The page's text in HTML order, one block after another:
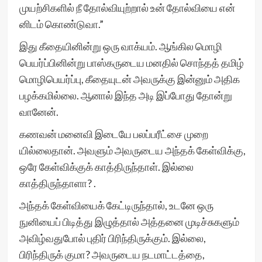
முயற்சிகளில் நீ தோல்வியுற்றால் உன் தோல்வியை என்
னிடம் கொண்டுவா.”
இது கீதையினின்று ஒரு வாக்யம். ஆங்கில மொழி
பெயர்ப்பினின்று பாஸ்கருடைய மனதில் சொந்தத் தமிழ்
மொழிபெயர்ப்பு, கீதையுடன் அவருக்கு இன்னும் அதிக
பழக்கமில்லை. ஆனால் இந்த அடி இப்போது தோன்று
வானேன்.
கணவன் மனைவி இடையே பலப்பரீட்சை முறை
யில்லைதான். அவளும் அவருடைய அந்தக் கேள்விக்கு,
ஒரே கேள்விக்குக் காத்திருந்தாள். இல்லை
காத்திருந்தாளா? .
அந்தக் கேள்வியைக் கேட்டிருந்தால், உடனே ஒரு
நுனியைப் பிடித்து இழுத்தால் அத்தனை முடிச்சுகளும்
அவிழ்வதுபோல் புதிர் பிரிந்திருக்கும். இல்லை,
பிரிந்திருக் குமா? அவருடைய நடமாட்டத்தை,